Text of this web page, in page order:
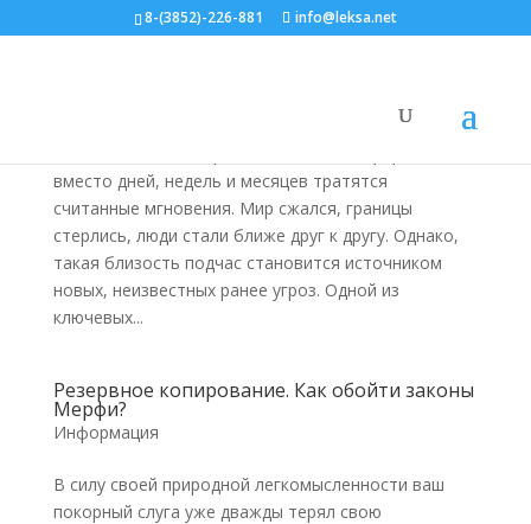
8-(3852)-226-881 info@leksa.net
вместо дней, недель и месяцев тратятся
считанные мгновения. Мир сжался, границы
стерлись, люди стали ближе друг к другу. Однако,
такая близость подчас становится источником
новых, неизвестных ранее угроз. Одной из
ключевых...
Резервное копирование. Как обойти законы
Мерфи?
Информация
В силу своей природной легкомысленности ваш
покорный слуга уже дважды терял свою